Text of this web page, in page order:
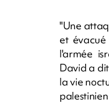
"Une
et
l'armée
David a
la vie